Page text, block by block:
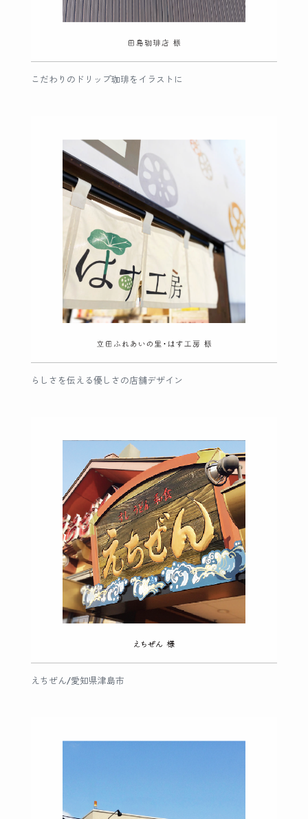
こだわりのドリップ珈琲をイラストに
らしさを伝える優しさの店舗デザイン
えちぜん/愛知県津島市